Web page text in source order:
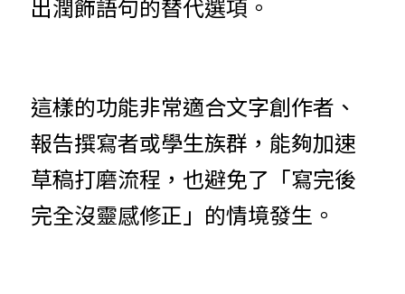
出潤飾語句的替代選項。
這樣的功能非常適合文字創作者、
報告撰寫者或學生族群，能夠加速
草稿打磨流程，也避免了「寫完後
完全沒靈感修正」的情境發生。